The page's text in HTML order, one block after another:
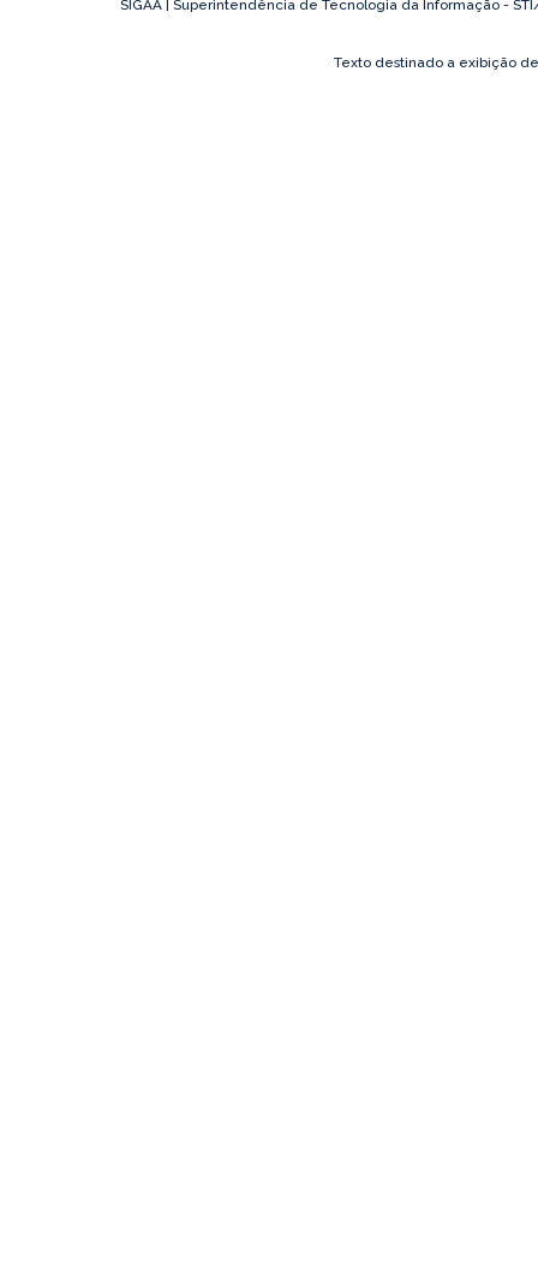
SIGAA | Superintendência de Tecnologia da Informação -
Texto destinado a exibição